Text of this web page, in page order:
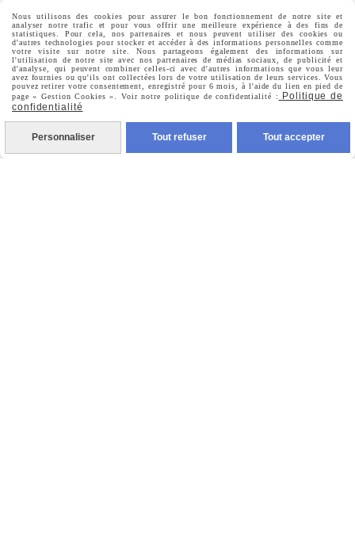
Mon Compte
Informations Personnelles
Commandes
Nous utilisons des cookies pour assurer le bon fonctionnement de notre site et
analyser notre trafic et pour vous offrir une meilleure expérience à des fins de
statistiques. Pour cela, nos partenaires et nous peuvent utiliser des cookies ou
d'autres technologies pour stocker et accéder à des informations personnelles comme
votre visite sur notre site. Nous partageons également des informations sur
l'utilisation de notre site avec nos partenaires de médias sociaux, de publicité et
d'analyse, qui peuvent combiner celles-ci avec d'autres informations que vous leur
avez fournies ou qu'ils ont collectées lors de votre utilisation de leurs services. Vous
pouvez retirer votre consentement, enregistré pour 6 mois, à l'aide du lien en pied de
page « Gestion Cookies ». Voir notre politique de confidentialité :
Politique de
confidentialité
Personnaliser Tout refuser Tout accepter